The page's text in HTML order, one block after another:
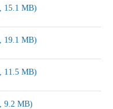
15.1 MB)
19.1 MB)
11.5 MB)
9.2 MB)